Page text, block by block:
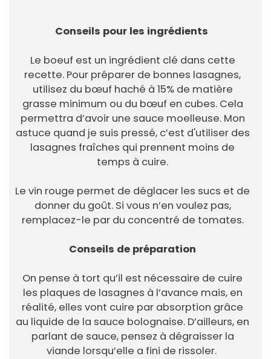
Conseils pour les ingrédients
Le boeuf est un ingrédient clé dans cette
recette. Pour préparer de bonnes lasagnes,
utilisez du bœuf haché à 15% de matière
grasse minimum ou du bœuf en cubes. Cela
permettra d’avoir une sauce moelleuse. Mon
astuce quand je suis pressé, c’est d'utiliser des
lasagnes fraîches qui prennent moins de
temps à cuire.
Le vin rouge permet de déglacer les sucs et de
donner du goût. Si vous n’en voulez pas,
remplacez-le par du concentré de tomates.
Conseils de préparation
On pense à tort qu’il est nécessaire de cuire
les plaques de lasagnes à l’avance mais, en
réalité, elles vont cuire par absorption grâce
au liquide de la sauce bolognaise. D’ailleurs, en
parlant de sauce, pensez à dégraisser la
viande lorsqu’elle a fini de rissoler.